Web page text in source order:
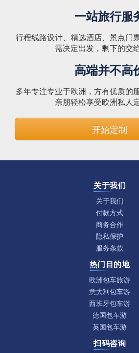
一站旅行服
行程线路设计、精选酒店、景点门
需决定出发，剩下的交
高端并不高
多年专注专业于欧洲，方有优质的
亲朋轻松享受欧洲私人
开始定制
关于我们
关于我们
付款方式
商务合作
隐私保护
服务条款
热门目的地
欧洲包车旅游
意大利包车游
西班牙包车游
德国包车游
英国包车游
扫码咨询